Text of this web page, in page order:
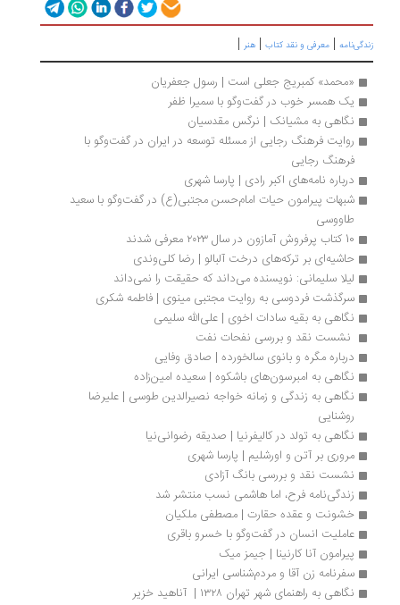
|معرفی و نقد کتاب|هنر|
«محمد» کمبریج جعلی است | رسول جعفریان
یک همسر خوب در گفت‌وگو با سمیرا ظفر
نگاهی به مشیانک | نرگس مقدسیان
روایت فرهنگ رجایی از مسئله توسعه در ایران در گفت‌وگو با
فرهنگ رجایی
درباره نامه‌‌های اکبر رادی | پارسا شهری
شبهات پیرامون حیات امام‌حسن مجتبی‌(ع) در گفت‌وگو با سعید
طاووسی
حاشیه‌ای بر ترکه‌های درخت آلبالو | رضا کلی‌وندی
لیلا سلیمانی: نویسنده می‌داند که حقیقت را نمی‌داند
سرگذشت فردوسی به روایت مجتبی مینوی | فاطمه شکری
نگاهی به بقیه سادات اخوی | علی‌الله سلیمی
نشست نقد و بررسی نفحات نفت
درباره مگره و بانوی سالخورده | صادق وفایی
نگاهی به امبرسون‌های باشکوه | سعیده امین‌زاده
روشنایی
نگاهی به تولد در کالیفرنیا | صدیقه رضوانی‌نیا
مروری بر آتن و اورشلیم | پارسا شهری
نشست نقد و بررسی بانگ آزادی
زندگی‌نامه فرح، اما هاشمی نسب منتشر شد
خشونت و عقده حقارت | مصطفی ملکیان
عاملیت انسان در گفت‌وگو با خسرو باقری
پیرامون آنا کارنینا | جیمز میک
سفرنامه زن آقا و مردم‌شناسی ایرانی
نگاهی به راهنمای شهر تهران ۱۳۲۸ |  آناهید خزیر